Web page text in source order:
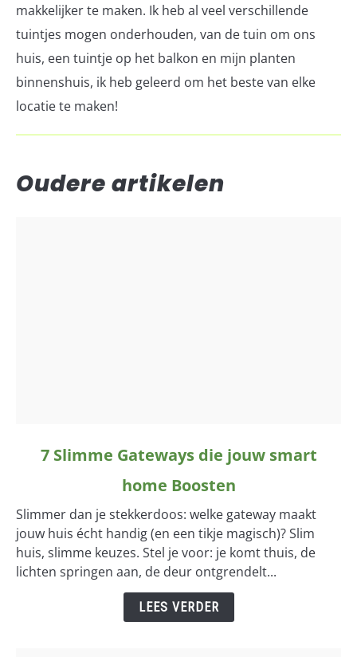
makkelijker te maken. Ik heb al veel verschillende
tuintjes mogen onderhouden, van de tuin om ons
huis, een tuintje op het balkon en mijn planten
binnenshuis, ik heb geleerd om het beste van elke
locatie te maken!
Oudere artikelen
Slimme
Gateways
die
jouw
7 Slimme Gateways die jouw smart
home Boosten
Slimmer dan je stekkerdoos: welke gateway maakt
jouw huis écht handig (en een tikje magisch)? Slim
huis, slimme keuzes. Stel je voor: je komt thuis, de
lichten springen aan, de deur ontgrendelt...
LEES VERDER